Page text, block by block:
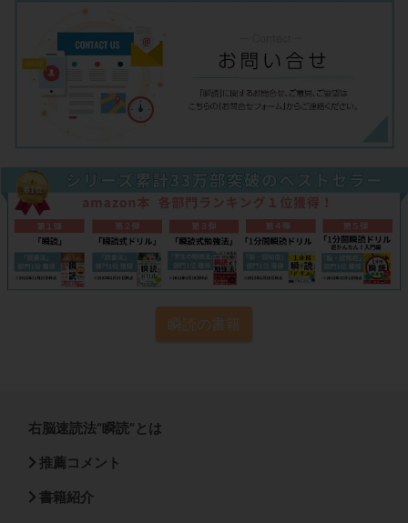
瞬読の書籍
右脳速読法”瞬読”とは
推薦コメント
書籍紹介